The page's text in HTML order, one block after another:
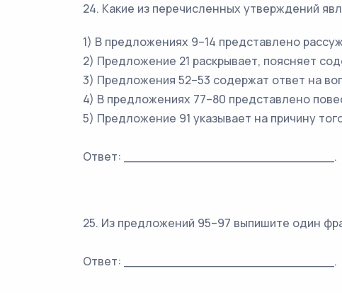
24. Какие из перечисленных утверждений
1) В предложениях 9–14 представлено
2) Предложение 21 раскрывает, поясняет
3) Предложения 52–53 содержат ответ на
4) В предложениях 77–80 представлено
5) Предложение 91 указывает на причину
Ответ: ___________________________.
25. Из предложений 95–97 выпишите один
Ответ: ___________________________.